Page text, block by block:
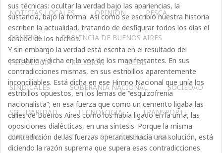
NOTICIAS LOCALES OPINIÓN PESCA
POLÍTICA PROVINCIA DE BUENOS AIRES
PSICOLOGÍA RELIGIÓN SALUD
SINDICALES SOBERANÍA NACIONAL SOCIEDAD
SOLIDARIDAD TECNOLOGÍA TRANSPORTE
TURISMO UTT V SECCIÓN ELECTORAL
sus técnicas: ocultar la verdad bajo las apariencias, la
sustancia, bajo la forma. Así como se escribió nuestra historia
escriben la actualidad, tratando de desfigurar todos los días el
sentido de los hechos.
Y sin embargo la verdad está escrita en el resultado del
escrutinio y dicha en la voz de los manifestantes. En sus
contradicciones mismas, en sus estribillos aparentemente
inconciliables. Está dicha en ese Himno Nacional que unía los
estribillos opuestos, en los lemas de “esquizofrenia
nacionalista”; en esa fuerza que como un cemento ligaba las
calles de Buenos Aires como los había ligado en la urna, las
oposiciones dialécticas, en una síntesis. Porque la misma
contradicción de las fuerzas operantes hacia una solución, está
diciendo la razón suprema que supera esas contradicciones.